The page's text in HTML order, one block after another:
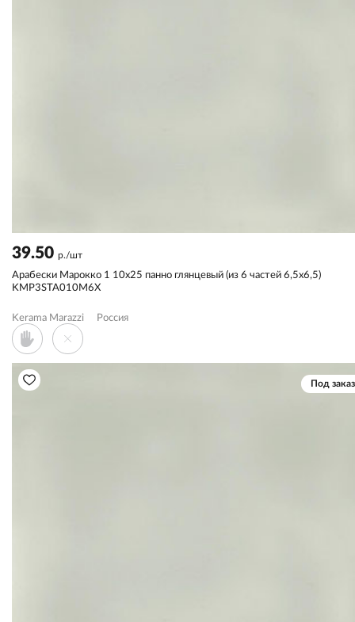
39.50 р./шт
Арабески Марокко 1 10х25 панно глянцевый (из 6 частей 6,5x6,5)
KMP3STA010M6X
Kerama Marazzi Россия
Под заказ